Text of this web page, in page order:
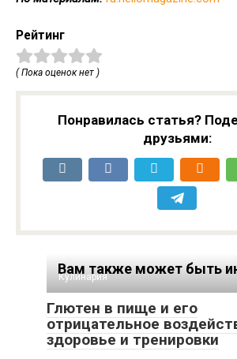
Рейтинг
( Пока оценок нет )
Понравилась статья?
друзьями:
Вам также может быть
Кулинария
Глютен в пище и его
отрицательное
здоровье и тренировки